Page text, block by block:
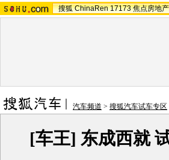
搜狐 ChinaRen 17173 焦点房地产
汽车频道 > 搜狐汽车试车专区
[车王] 东成西就